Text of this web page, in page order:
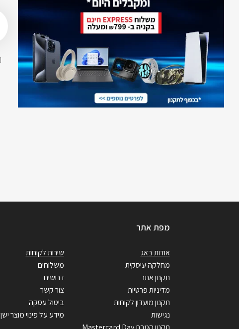
מפת אתר
אודות באג
מחלקה עיסקית
תקנון אתר
מדיניות פרטיות
תקנון מועדון לקוחות
נגישות
שירות לקוחות
משלוחים
דרושים
צור קשר
ביטול עסקה
מידע על פינוי מוצר ישן